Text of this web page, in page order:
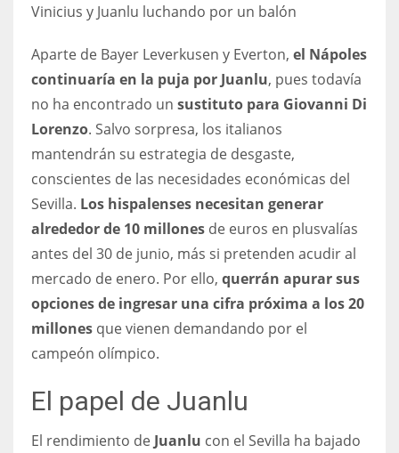
Vinicius y Juanlu luchando por un balón
Aparte de Bayer Leverkusen y Everton, el Nápoles
continuaría en la puja por Juanlu, pues todavía
no ha encontrado un sustituto para Giovanni Di
Lorenzo. Salvo sorpresa, los italianos
mantendrán su estrategia de desgaste,
conscientes de las necesidades económicas del
Sevilla. Los hispalenses necesitan generar
alrededor de 10 millones de euros en plusvalías
antes del 30 de junio, más si pretenden acudir al
mercado de enero. Por ello, querrán apurar sus
opciones de ingresar una cifra próxima a los 20
millones que vienen demandando por el
campeón olímpico.
El papel de Juanlu
El rendimiento de Juanlu con el Sevilla ha bajado